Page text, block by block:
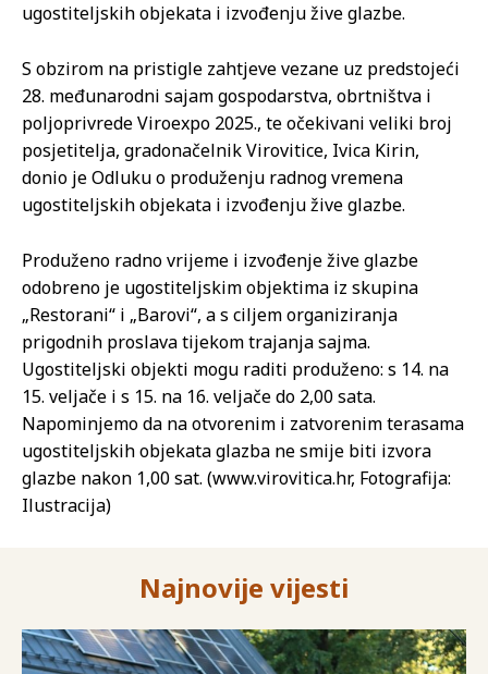
ugostiteljskih objekata i izvođenju žive glazbe.
S obzirom na pristigle zahtjeve vezane uz predstojeći
28. međunarodni sajam gospodarstva, obrtništva i
poljoprivrede Viroexpo 2025., te očekivani veliki broj
posjetitelja, gradonačelnik Virovitice, Ivica Kirin,
donio je Odluku o produženju radnog vremena
ugostiteljskih objekata i izvođenju žive glazbe.
Produženo radno vrijeme i izvođenje žive glazbe
odobreno je ugostiteljskim objektima iz skupina
„Restorani“ i „Barovi“, a s ciljem organiziranja
prigodnih proslava tijekom trajanja sajma.
Ugostiteljski objekti mogu raditi produženo: s 14. na
15. veljače i s 15. na 16. veljače do 2,00 sata.
Napominjemo da na otvorenim i zatvorenim terasama
ugostiteljskih objekata glazba ne smije biti izvora
glazbe nakon 1,00 sat. (www.virovitica.hr, Fotografija:
Ilustracija)
Najnovije vijesti